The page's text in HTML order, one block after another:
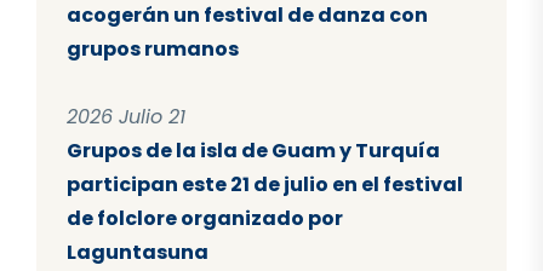
acogerán un festival de danza con
grupos rumanos
2026 Julio 21
Grupos de la isla de Guam y Turquía
participan este 21 de julio en el festival
de folclore organizado por
Laguntasuna